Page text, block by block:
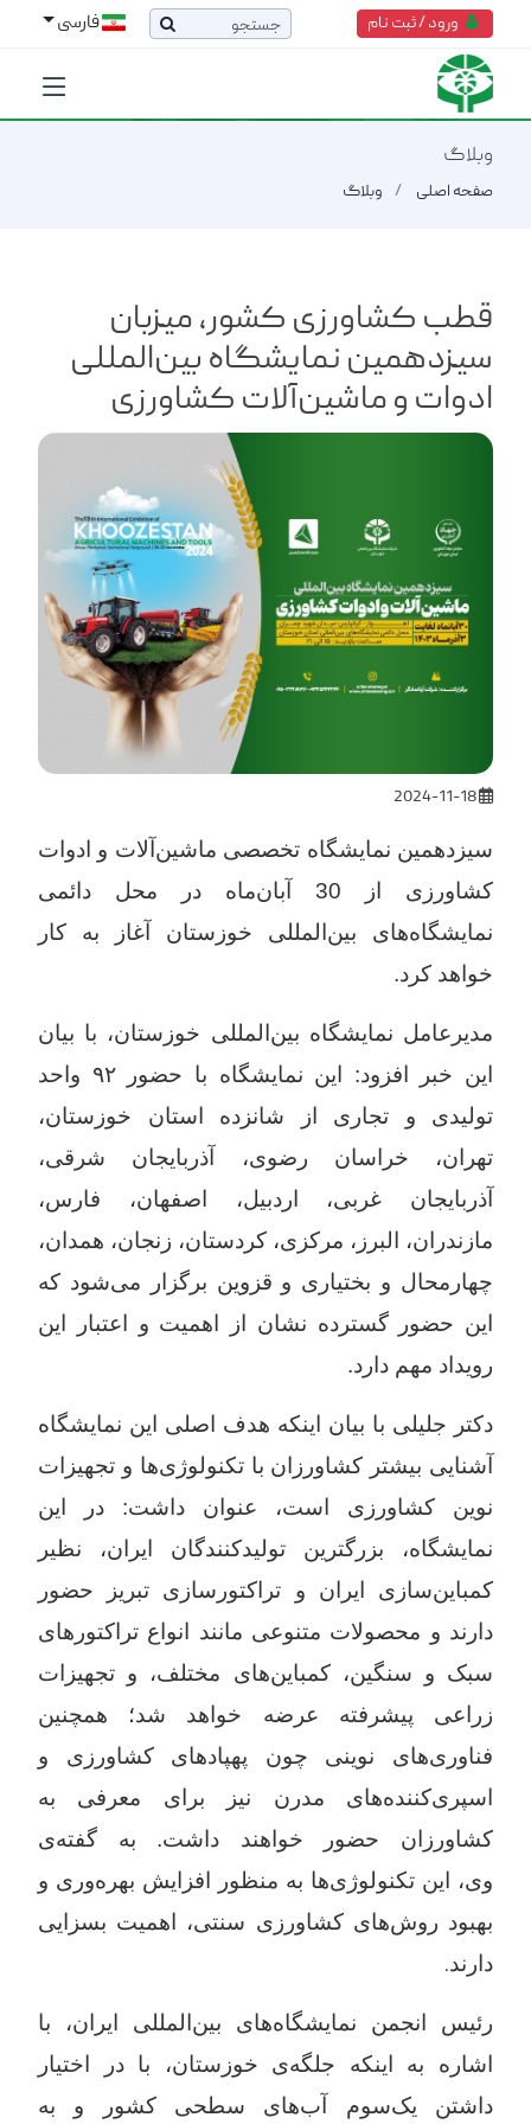
ورود / ثبت نام فارسی
وبلاگ
صفحه اصلی وبلاگ
قطب کشاورزی کشور، میزبان
سیزدهمین نمایشگاه بین‌المللی
ادوات و ماشین‌آلات کشاورزی
سیزدهمین نمایشگاه تخصصی ماشین‌آلات و ادوات
کشاورزی از 30 آبان‌ماه در محل دائمی
نمایشگاه‌های بین‌المللی خوزستان آغاز به کار
خواهد کرد.
مدیرعامل نمایشگاه بین‌المللی خوزستان، با بیان
این خبر افزود: این نمایشگاه با حضور۹۲ واحد
تولیدی و تجاری از شانزده استان خوزستان،
تهران، خراسان رضوی، آذربایجان شرقی،
آذربایجان غربی، اردبیل، اصفهان، فارس،
مازندران، البرز، مرکزی، کردستان، زنجان، همدان،
چهارمحال و بختیاری و قزوین برگزار می‌شود که
این حضور گسترده نشان از اهمیت و اعتبار این
رویداد مهم دار د.
دکتر جلیلی با بیان اینکه هدف اصلی این نمایشگاه
آشنایی بیشتر کشاورزان با تکنولوژی‌ها و تجهیزات
نوین کشاورزی است، عنوان داشت: در این
نمایشگاه، بزرگترین تولیدکنندگان ایران، نظیر
کمباین‌سازی ایران و تراکتورسازی تبریز حضور
دارند و محصولات متنوعی مانند انواع تراکتورهای
سبک و سنگین، کمباین‌های مختلف، و تجهیزات
زراعی پیشرفته عرضه خواهد شد؛ همچنین
فناوری‌های نوینی چون پهپادهای کشاورزی و
اسپری‌کننده‌های مدرن نیز برای معرفی به
کشاورزان حضور خواهند داشت. به گفته‌ی
وی،
این تکنولوژی‌ها به منظور افزایش بهره‌وری و
بهبود روش‌های کشاورزی سنتی، اهمیت بسزایی
دارند.
رئیس انجمن نمایشگاه‌های بین‌المللی ایران، با
اشاره به اینکه جلگه‌ی خوزستان، با در اختیار
داشتن یک‌سوم آب‌های سطحی کشور و به